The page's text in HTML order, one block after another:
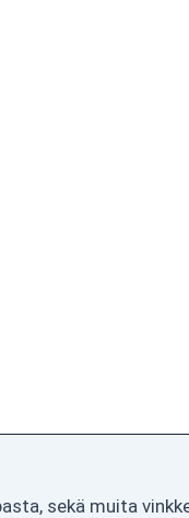
sekä muita